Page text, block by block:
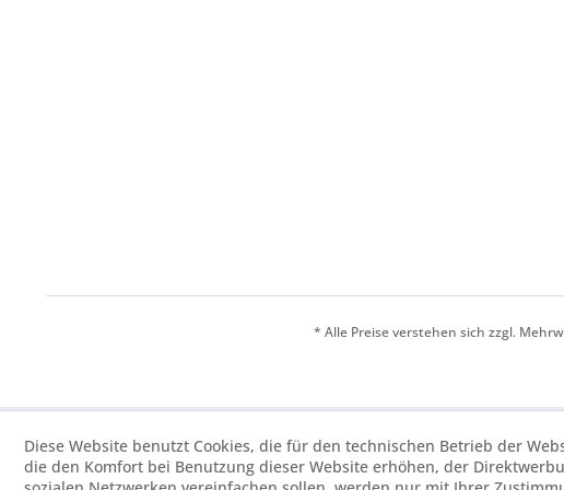
* Alle Preise verstehen sich zzgl.
Diese Website benutzt Cookies, die für den technischen Betrieb der
die den Komfort bei Benutzung dieser Website erhöhen, der